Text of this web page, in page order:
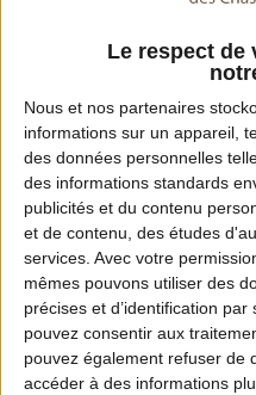
Le respect de
Nous et nos partenaires
informations sur un appareil,
des données personnelles
des informations standards
publicités et du contenu
et de contenu, des études
services. Avec votre
mêmes pouvons utiliser des
précises et d’identification
pouvez consentir aux
pouvez également refuser de
accéder à des informations